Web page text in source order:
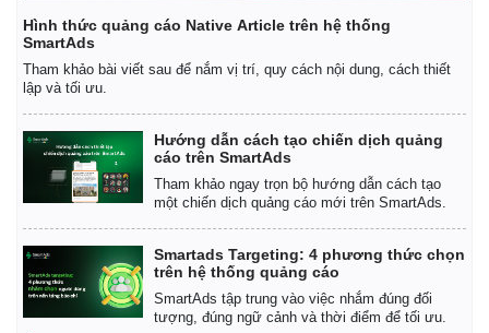
Kinh tế
Bất động sản
Khởi nghiệp
Giá vàng
Chứng khoán
Hình thức quảng cáo Native Article trên hệ thống
SmartAds
Tham khảo bài viết sau để nắm vị trí, quy cách nội dung, cách thiết
lập và tối ưu.
Hướng dẫn cách tạo chiến dịch quảng
cáo trên SmartAds
Tham khảo ngay trọn bộ hướng dẫn cách tạo
một chiến dịch quảng cáo mới trên SmartAds.
Smartads Targeting: 4 phương thức chọn
trên hệ thống quảng cáo
SmartAds tập trung vào việc nhắm đúng đối
tượng, đúng ngữ cảnh và thời điểm để tối ưu.